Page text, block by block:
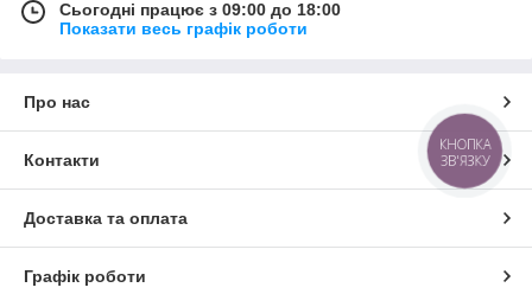
Сьогодні працює з 09:00 до 18:00
Показати весь графік роботи
Про нас
Контакти
Доставка та оплата
Графік роботи
КНОПКА
ЗВ'ЯЗКУ